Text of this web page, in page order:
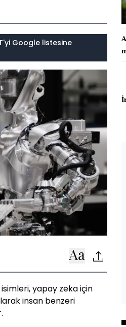
Google listesine
yapay zeka için
insan benzeri